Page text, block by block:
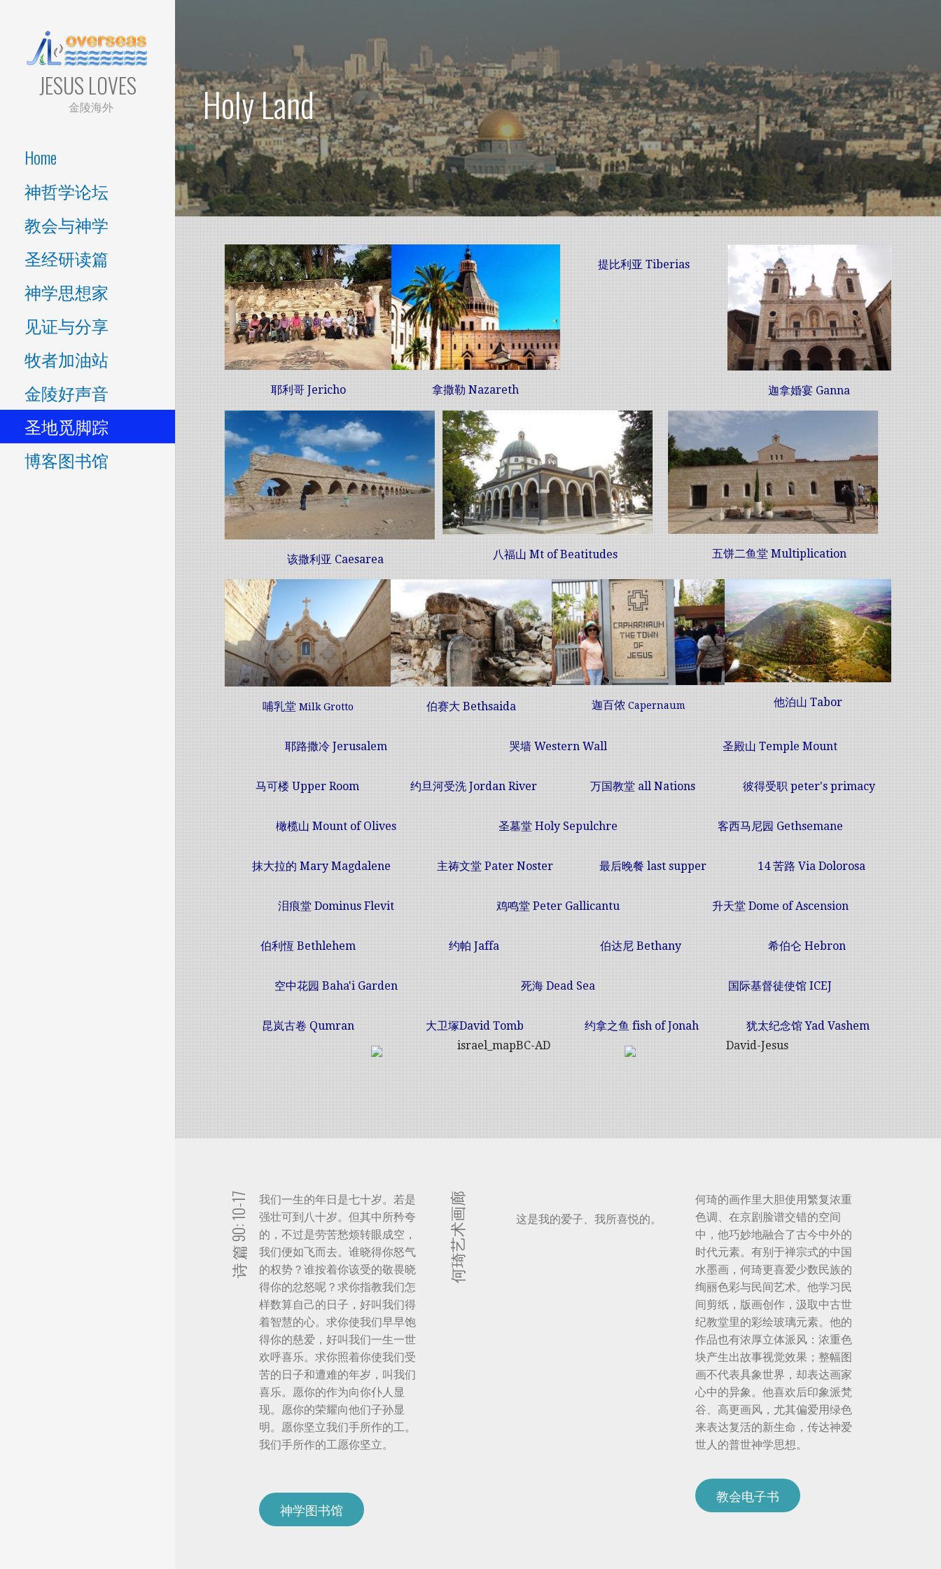
JESUS LOVES
金陵海外
Home
神哲学论坛
教会与神学
圣经研读篇
神学思想家
见证与分享
牧者加油站
金陵好声音
圣地觅脚踪
博客图书馆
Holy Land
耶利哥 Jericho 拿撒勒 Nazareth
提比利亚 Tiberias
迦拿婚宴 Ganna
该撒利亚Caesarea 八福山 Mt of Beatitudes 五饼二鱼堂 Multiplication
哺乳堂Milk Grotto 伯赛大 Bethsaida 迦百侬 Capernaum 他泊山 Tabor
耶路撒冷Jerusalem 哭墙Western Wall 圣殿山 Temple Mount
马可楼 Upper Room 约旦河受洗 Jordan River 万国教堂 all Nations 彼得受职 peter's primacy
橄榄山 Mount of Olives 圣墓堂 Holy Sepulchre 客西马尼园Gethsemane
抹大拉的 Mary Magdalene 主祷文堂Pater Noster 最后晚餐 last supper 14 苦路Via Dolorosa
泪痕堂Dominus Flevit 鸡鸣堂Peter Gallicantu 升天堂Dome of Ascension
伯利恆 Bethlehem 约帕 Jaffa 伯达尼 Bethany 希伯仑 Hebron
空中花园 Baha'i Garden 死海Dead Sea 国际基督徒使馆 ICEJ
昆岚古卷 Qumran 大卫塚David Tomb 约拿之鱼 fish of Jonah 犹太纪念馆 Yad Vashem
诗 篇 90: 10-17
我们一生的年日是七十岁。若是
强壮可到八十岁。但其中所矜夸
的，不过是劳苦愁烦转眼成空，
我们便如飞而去。谁晓得你怒气
的权势？谁按着你该受的敬畏晓
得你的忿怒呢？求你指教我们怎
样数算自己的日子，好叫我们得
着智慧的心。求你使我们早早饱
得你的慈爱，好叫我们一生一世
欢呼喜乐。求你照着你使我们受
苦的日子和遭难的年岁，叫我们
喜乐。愿你的作为向你仆人显
现。愿你的荣耀向他们子孙显
明。愿你坚立我们手所作的工。
我们手所作的工愿你坚立。
神学图书馆
何琦艺术画廊 这是我的爱子、我所喜悦的。
何琦的画作里大胆使用繁复浓重
色调、在京剧脸谱交错的空间
中，他巧妙地融合了古今中外的
时代元素。有别于禅宗式的中国
水墨画，何琦更喜爱少数民族的
绚丽色彩与民间艺术。他学习民
间剪纸，版画创作，汲取中古世
纪教堂里的彩绘玻璃元素。他的
作品也有浓厚立体派风：浓重色
块产生出故事视觉效果；整幅图
画不代表具象世界，却表达画家
心中的异象。他喜欢后印象派梵
谷、高更画风，尤其偏爱用绿色
来表达复活的新生命，传达神爱
世人的普世神学思想。
教会电子书